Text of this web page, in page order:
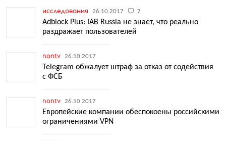
исследования 26.10.2017 7
Adblock Plus: IAB Russia не знает, что реально
раздражает пользователей
nontv 26.10.2017
Telegram обжалует штраф за отказ от содействия
с ФСБ
nontv 26.10.2017
Европейские компании обеспокоены российскими
ограничениями VPN